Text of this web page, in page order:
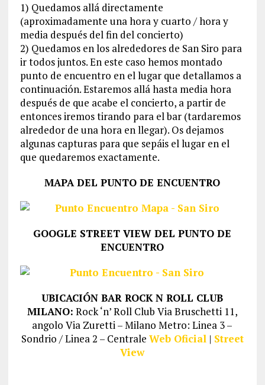
1) Quedamos allá directamente
(aproximadamente una hora y cuarto / hora y
media después del fin del concierto)
2) Quedamos en los alrededores de San Siro para
ir todos juntos. En este caso hemos montado
punto de encuentro en el lugar que detallamos a
continuación. Estaremos allá hasta media hora
después de que acabe el concierto, a partir de
entonces iremos tirando para el bar (tardaremos
alrededor de una hora en llegar). Os dejamos
algunas capturas para que sepáis el lugar en el
que quedaremos exactamente.
MAPA DEL PUNTO DE ENCUENTRO
GOOGLE STREET VIEW DEL PUNTO DE
ENCUENTRO
UBICACIÓN BAR ROCK N ROLL CLUB
MILANO: Rock ‘n’ Roll Club Via Bruschetti 11,
angolo Via Zuretti – Milano Metro: Linea 3 –
Sondrio / Linea 2 – Centrale Web Oficial| Street
View